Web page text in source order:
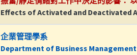
Effects of Activated and Deactivated
企業管理學系
Department of Business Management